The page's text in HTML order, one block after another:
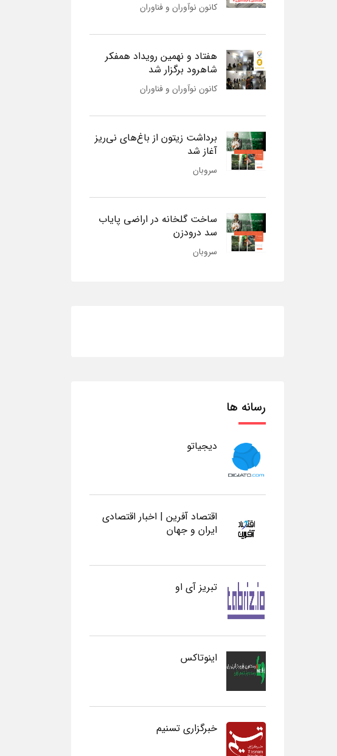
کانون نوآوران و فناوران
هفتاد و نهمین رویداد همفکر
شاهرود برگزار شد
کانون نوآوران و فناوران
برداشت زیتون از باغ‌های نی‌ریز
آغاز شد
سروبان
ساخت گلخانه در اراضی پایاب
سد درودزن
سروبان
رسانه ها
دیجیاتو
اقتصاد آفرین | اخبار اقتصادی
ایران و جهان
تبریز آی او
اینوتاکس
خبرگزاری تسنیم